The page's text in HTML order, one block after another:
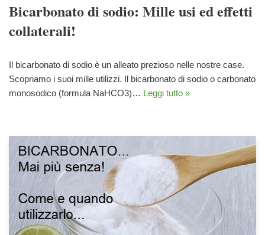
Bicarbonato di sodio: Mille usi ed effetti
collaterali!
Il bicarbonato di sodio è un alleato prezioso nelle nostre case.
Scopriamo i suoi mille utilizzi. Il bicarbonato di sodio o carbonato
monosodico (formula NaHCO3)… Leggi tutto »